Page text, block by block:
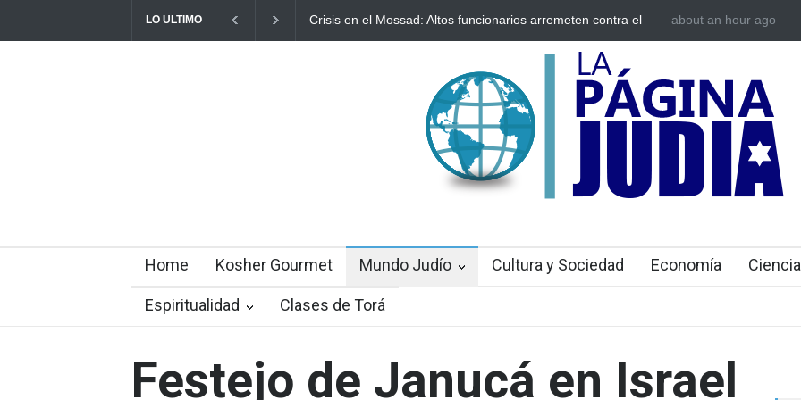
LO ULTIMO
Crisis en el Mossad: Altos funcionarios arremeten contra el
Bulgaria:
ataque antisemita
toda Europa
about an hour ago
Home Kosher Gourmet Mundo Judío Cultura y Sociedad Economía
Espiritualidad Clases de Torá
Festejo de Janucá en Israel